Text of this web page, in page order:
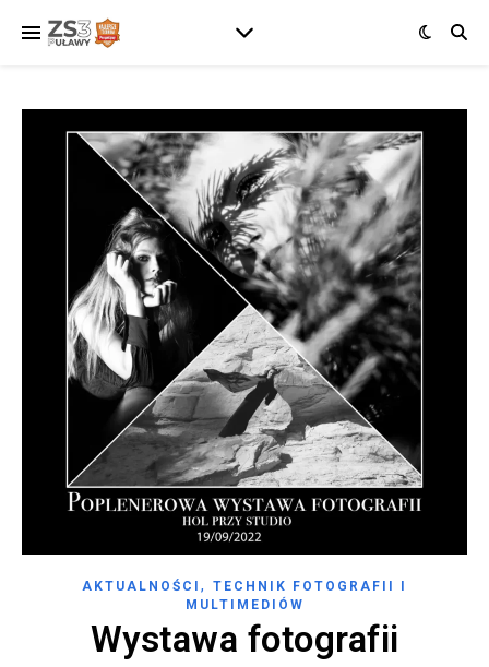
AKTUALNOŚCI ,
TECHNIK FOTOGRAFII I
MULTIMEDIÓW
Wystawa fotografii